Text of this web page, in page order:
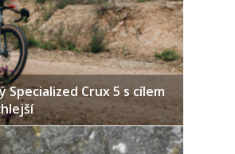
Specialized Crux 5 s cílem